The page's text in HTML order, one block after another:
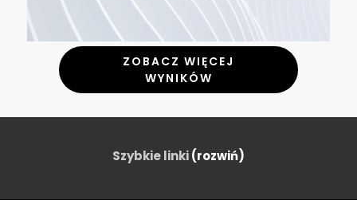
ZOBACZ WIĘCEJ
WYNIKÓW
Szybkie linki(rozwiń)